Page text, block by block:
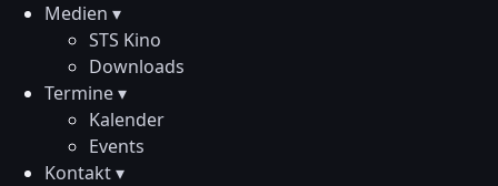
Medien ▾
STS Kino
Downloads
Termine ▾
Kalender
Events
Kontakt ▾